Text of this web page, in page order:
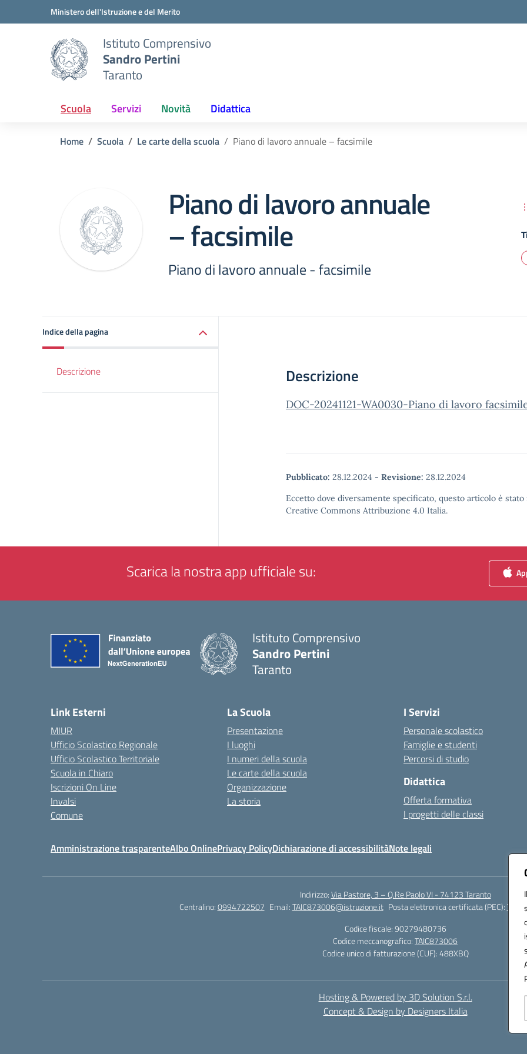
Vai ai contenuti
Vai al menu di navigazioneMinistero dell'Istruzione e del Merito
Istituto Comprensivo
Sandro Pertini
Taranto
Scuola Servizi Novità Didattica
Home Scuola Le carte della scuola Piano di lavoro annuale – facsimile
Piano di lavoro annuale
– facsimile
Piano di lavoro annuale - facsimile
Indice della pagina
Descrizione Descrizione
DOC-20241121-WA0030-Piano di lavoro
Pubblicato: 28.12.2024 - Revisione: 28.12.2024
Eccetto dove diversamente specificato, questo articolo è
Creative Commons Attribuzione 4.0 Italia.
Scarica la nostra app ufficiale su:
Istituto Comprensivo
Sandro Pertini
Taranto
Link Esterni
MIUR
Ufficio Scolastico Regionale
Ufficio Scolastico Territoriale
Scuola in Chiaro
Iscrizioni On Line
Invalsi
Comune
La Scuola
Presentazione
I luoghi
I numeri della scuola
Le carte della scuola
Organizzazione
La storia
I Servizi
Personale scolastico
Famiglie e studenti
Percorsi di studio
Didattica
Offerta formativa
I progetti delle classi
Amministrazione trasparenteAlbo OnlinePrivacy PolicyDichiarazione di accessibilitàNote legali
Indirizzo:Via Pastore, 3 – Q.Re Paolo VI - 74123 Taranto
Centralino:0994722507 Email:TAIC873006@istruzione.it Posta elettronica certificata (PEC):
Codice fiscale: 90279480736
Codice meccanografico:TAIC873006
Codice unico di fatturazione (CUF): 488XBQ
Hosting & Powered by 3D Solution S.r.l.
Concept & Design by Designers Italia